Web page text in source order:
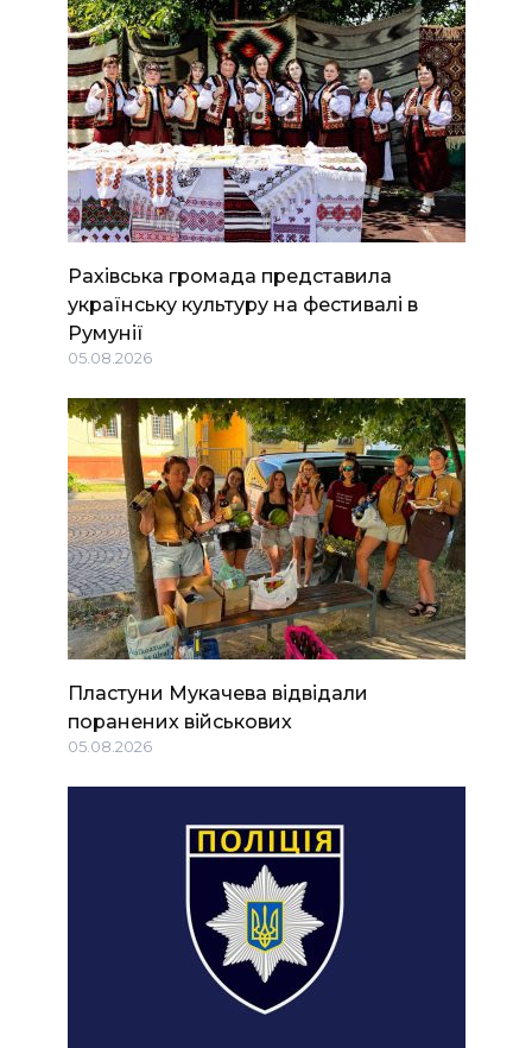
Рахівська громада представила
українську культуру на фестивалі в
Румунії
05.08.2026
Пластуни Мукачева відвідали
поранених військових
05.08.2026